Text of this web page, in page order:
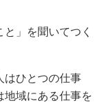
」を聞いてつく
ひとつの仕事
地域にある仕事を